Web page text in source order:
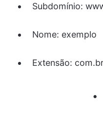
Subdomínio:
Nome: exemplo
Extensão: